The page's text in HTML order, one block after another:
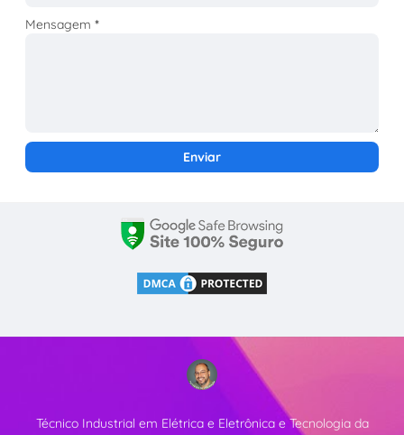
Mensagem*
Técnico Industrial em Elétrica e Eletrônica e Tecnologia da